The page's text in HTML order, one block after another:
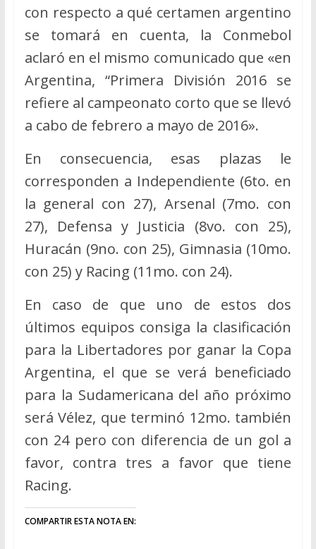
con respecto a qué certamen argentino
se tomará en cuenta, la Conmebol
aclaró en el mismo comunicado que «en
Argentina, “Primera División 2016 se
refiere al campeonato corto que se llevó
a cabo de febrero a mayo de 2016».
En consecuencia, esas plazas le
corresponden a Independiente (6to. en
la general con 27), Arsenal (7mo. con
27), Defensa y Justicia (8vo. con 25),
Huracán (9no. con 25), Gimnasia (10mo.
con 25) y Racing (11mo. con 24).
En caso de que uno de estos dos
últimos equipos consiga la clasificación
para la Libertadores por ganar la Copa
Argentina, el que se verá beneficiado
para la Sudamericana del año próximo
será Vélez, que terminó 12mo. también
con 24 pero con diferencia de un gol a
favor, contra tres a favor que tiene
Racing.
COMPARTIR ESTA NOTA EN: